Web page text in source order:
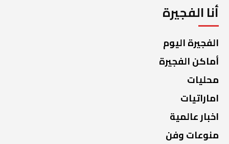
أنا الفجيرة
الفجيرة اليوم
أماكن الفجيرة
محليات
اماراتيات
اخبار عالمية
منوعات وفن